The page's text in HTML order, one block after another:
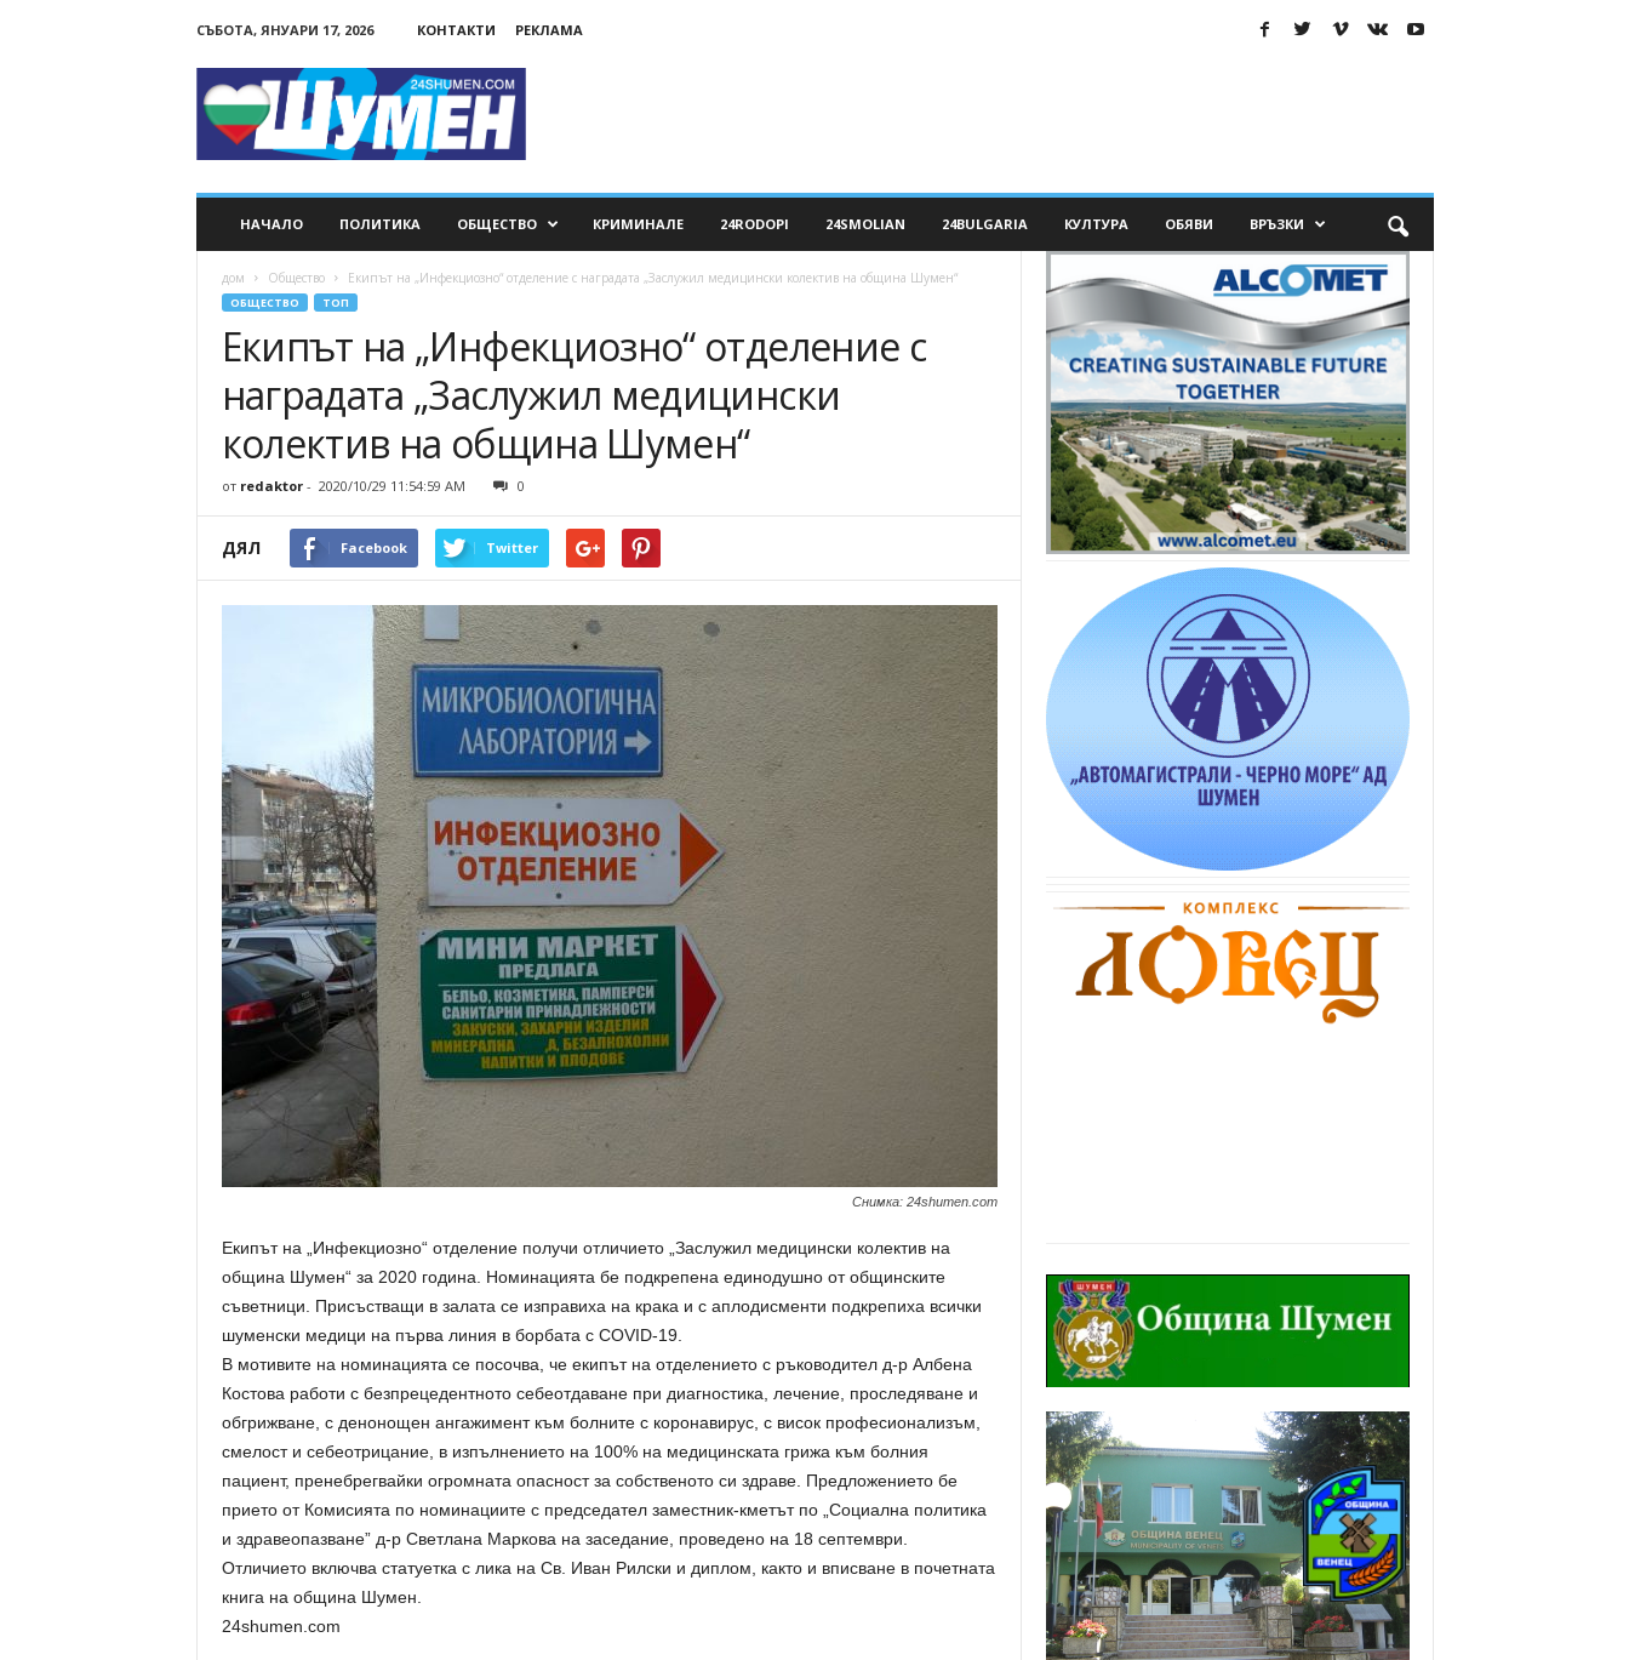
СЪБОТА, ЯНУАРИ 17, 2026 КОНТАКТИ РЕКЛАМА
НАЧАЛО ПОЛИТИКА ОБЩЕСТВО КРИМИНАЛЕ 24RODOPI 24SMOLIAN 24BULGARIA КУЛТУРА ОБЯВИ ВРЪЗКИ
дом Общество Екипът на „Инфекциозно“ отделение с наградата „Заслужил медицински колектив на община Шумен“
ОБЩЕСТВО ТОП
Екипът на „Инфекциозно“ отделение с
наградата „Заслужил медицински
колектив на община Шумен“
от redaktor- 2020/10/29 11:54:59 AM 0
ДЯЛ Facebook Twitter
Снимка: 24shumen.com
Екипът на „Инфекциозно“ отделение получи отличието „Заслужил медицински колектив на
община Шумен“ за 2020 година. Номинацията бе подкрепена единодушно от общинските
съветници. Присъстващи в залата се изправиха на крака и с аплодисменти подкрепиха всички
шуменски медици на първа линия в борбата с COVID-19.
В мотивите на номинацията се посочва, че екипът на отделението с ръководител д-р Албена
Костова работи с безпрецедентното себеотдаване при диагностика, лечение, проследяване и
обгрижване, с денонощен ангажимент към болните с коронавирус, с висок професионализъм,
смелост и себеотрицание, в изпълнението на 100% на медицинската грижа към болния
пациент, пренебрегвайки огромната опасност за собственото си здраве. Предложението бе
прието от Комисията по номинациите с председател заместник-кметът по „Социална политика
и здравеопазване” д-р Светлана Маркова на заседание, проведено на 18 септември.
Отличието включва статуетка с лика на Св. Иван Рилски и диплом, както и вписване в почетната
книга на община Шумен.
24shumen.com